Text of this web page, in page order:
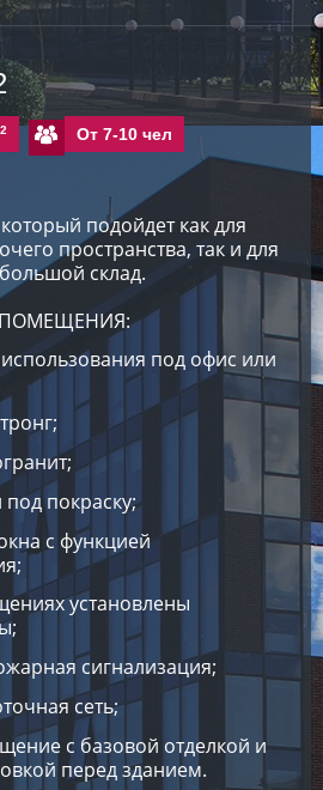
2 От 7-10 чел
подойдет как для
пространства, так и для
склад.
ПОМЕЩЕНИЯ:
под офис или
покраску;
с функцией
установлены
сигнализация;
сеть;
с базовой отделкой и
перед зданием.